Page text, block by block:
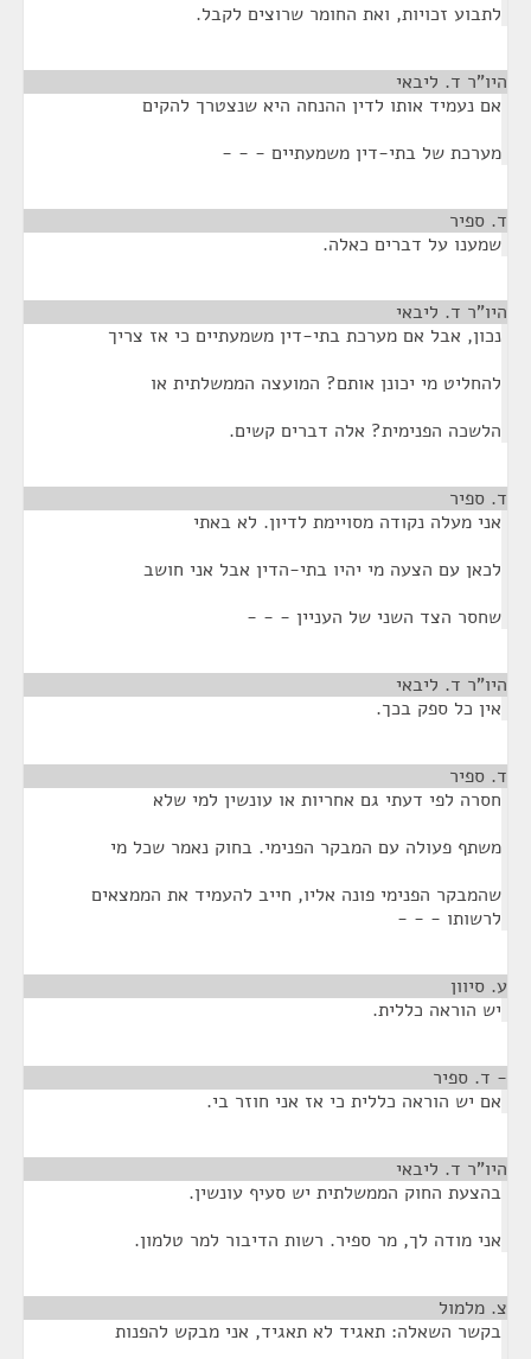
לתבוע זכויות, ואת החומר שרוצים לקבל.
היו"ר ד. ליבאי
אם נעמיד אותו לדין ההנחה היא שנצטרך להקים
מערכת של בתי-דין משמעתיים - - -
ד. ספיר
שמענו על דברים כאלה.
היו"ר ד. ליבאי
נכון, אבל אם מערכת בתי-דין משמעתיים כי אז צריך
להחליט מי יכונן אותם? המועצה הממשלתית או
הלשכה הפנימית? אלה דברים קשים.
ד. ספיר
אני מעלה נקודה מסויימת לדיון. לא באתי
לכאן עם הצעה מי יהיו בתי-הדין אבל אני חושב
שחסר הצד השני של העניין - - -
היו"ר ד. ליבאי
אין כל ספק בכך.
ד. ספיר
חסרה לפי דעתי גם אחריות או עונשין למי שלא
משתף פעולה עם המבקר הפנימי. בחוק נאמר שכל מי
שהמבקר הפנימי פונה אליו, חייב להעמיד את הממצאים
לרשותו - - -
ע. סיוון
יש הוראה כללית.
- ד. ספיר
אם יש הוראה כללית כי אז אני חוזר בי.
היו"ר ד. ליבאי
בהצעת החוק הממשלתית יש סעיף עונשין.
אני מודה לך, מר ספיר. רשות הדיבור למר טלמון.
צ. מלמול
בקשר השאלה: תאגיד לא תאגיד, אני מבקש להפנות